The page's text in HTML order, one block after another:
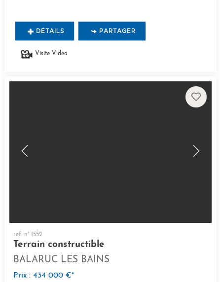
DÉTAILS PARTAGER
Visite Video
ref. n° 1552
Terrain constructible
BALARUC LES BAINS
Prix : 434 000 €*